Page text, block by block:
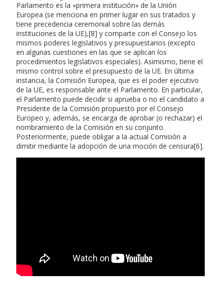
Parlamento es la «primera institución» de la Unión
Europea (se menciona en primer lugar en sus tratados y
tiene precedencia ceremonial sobre las demás
instituciones de la UE),[8] y comparte con el Consejo los
mismos poderes legislativos y presupuestarios (excepto
en algunas cuestiones en las que se aplican los
procedimientos legislativos especiales). Asimismo, tiene el
mismo control sobre el presupuesto de la UE. En última
instancia, la Comisión Europea, que es el poder ejecutivo
de la UE, es responsable ante el Parlamento. En particular,
el Parlamento puede decidir si aprueba o no el candidato a
Presidente de la Comisión propuesto por el Consejo
Europeo y, además, se encarga de aprobar (o rechazar) el
nombramiento de la Comisión en su conjunto.
Posteriormente, puede obligar a la actual Comisión a
dimitir mediante la adopción de una moción de censura[6].